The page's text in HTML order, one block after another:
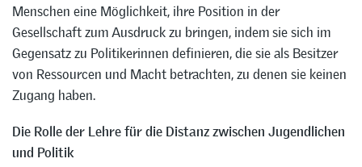
Menschen eine Möglichkeit, ihre Position in der
Gesellschaft zum Ausdruck zu bringen, indem sie sich im
Gegensatz zu Politikerinnen definieren, die sie als Besitzer
von Ressourcen und Macht betrachten, zu denen sie keinen
Zugang haben.
Die Rolle der Lehre für die Distanz zwischen Jugendlichen
und Politik